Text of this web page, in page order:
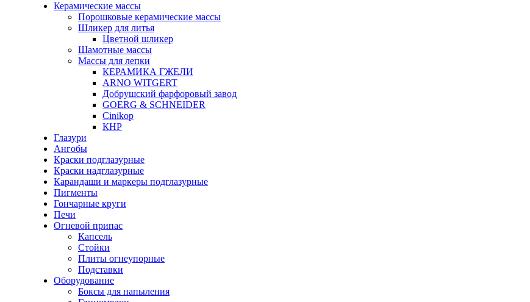
Керамические массы
Порошковые керамические массы
Шликер для литья
Цветной шликер
Шамотные массы
Массы для лепки
КЕРАМИКА ГЖЕЛИ
ARNO WITGERT
Добрушский фарфоровый завод
GOERG & SCHNEIDER
Cinikop
КНР
Глазури
Ангобы
Краски подглазурные
Краски надглазурные
Карандаши и маркеры подглазурные
Пигменты
Гончарные круги
Печи
Огневой припас
Капсель
Стойки
Плиты огнеупорные
Подставки
Оборудование
Боксы для напыления